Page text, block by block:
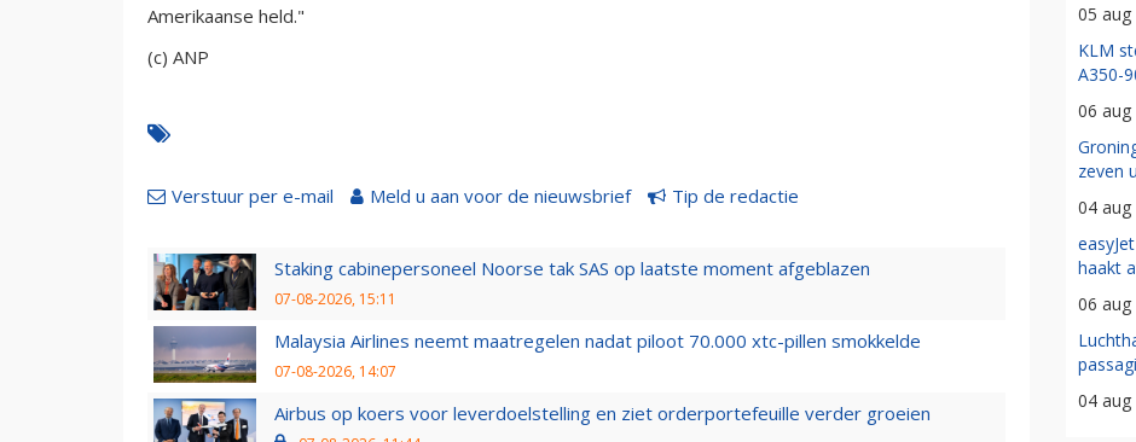
Amerikaanse held."
(c) ANP
Verstuur per e-mail Meld u aan voor de nieuwsbrief Tip de redactie
Staking cabinepersoneel Noorse tak SAS op laatste moment afgeblazen
07-08-2026, 15:11
Malaysia Airlines neemt maatregelen nadat piloot 70.000 xtc-pillen smokkelde
07-08-2026, 14:07
Airbus op koers voor leverdoelstelling en ziet orderportefeuille verder groeien
05 aug
KLM
A350-
06 aug
zeven
04 aug
haakt
06 aug
04 aug